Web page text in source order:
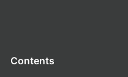
Contents